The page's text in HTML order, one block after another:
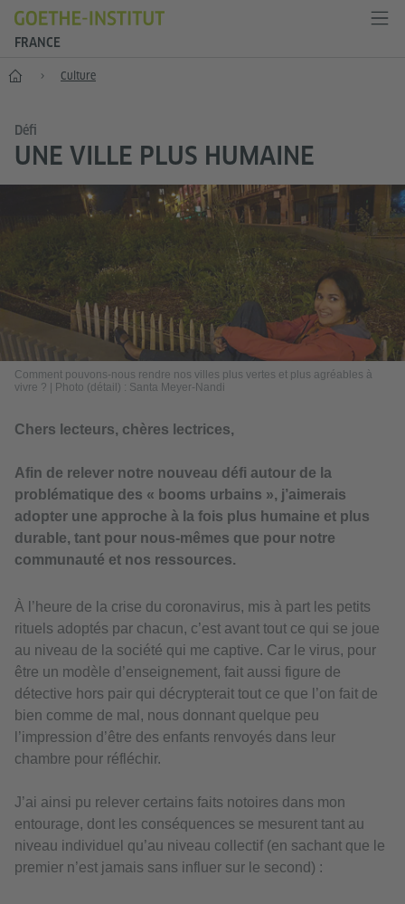
FRANCE
Accueil Culture
Défi
UNE VILLE PLUS HUMAINE
Comment pouvons-nous rendre nos villes plus vertes et plus agréables à
vivre ?
Photo (détail) : Santa Meyer-Nandi
Chers lecteurs, chères lectrices,
Afin de relever notre nouveau défi autour de la
problématique des « booms urbains », j’aimerais
adopter une approche à la fois plus humaine et plus
durable, tant pour nous-mêmes que pour notre
communauté et nos ressources.
À l’heure de la crise du coronavirus, mis à part les petits
rituels adoptés par chacun, c’est avant tout ce qui se joue
au niveau de la société qui me captive. Car le virus, pour
être un modèle d’enseignement, fait aussi figure de
détective hors pair qui décrypterait tout ce que l’on fait de
bien comme de mal, nous donnant quelque peu
l’impression d’être des enfants renvoyés dans leur
chambre pour réfléchir.
J’ai ainsi pu relever certains faits notoires dans mon
entourage, dont les conséquences se mesurent tant au
niveau individuel qu’au niveau collectif (en sachant que le
premier n’est jamais sans influer sur le second) :